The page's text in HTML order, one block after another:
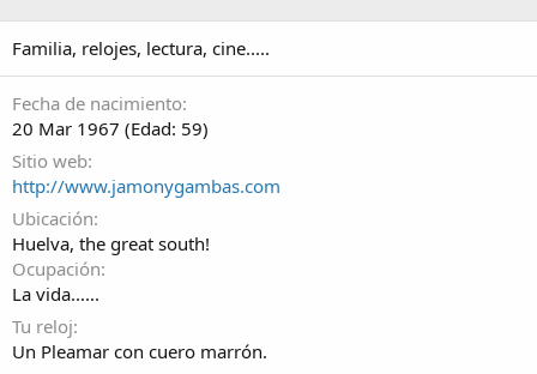
Familia, relojes, lectura, cine.....
Fecha de nacimiento
20 Mar 1967 (Edad: 59)
Sitio web
http://www.jamonygambas.com
Ubicación
Huelva, the great south!
Ocupación
La vida......
Tu reloj
Un Pleamar con cuero marrón.